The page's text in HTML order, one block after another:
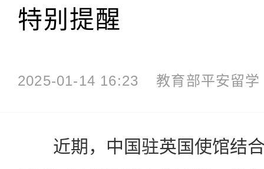
特别提醒
2025-01-14 16:23 教育部平安留学
近期，中国驻英国使馆结合